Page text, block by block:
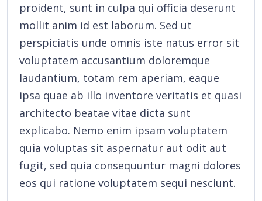
proident, sunt in culpa qui officia deserunt
mollit anim id est laborum. Sed ut
perspiciatis unde omnis iste natus error sit
voluptatem accusantium doloremque
laudantium, totam rem aperiam, eaque
ipsa quae ab illo inventore veritatis et quasi
architecto beatae vitae dicta sunt
explicabo. Nemo enim ipsam voluptatem
quia voluptas sit aspernatur aut odit aut
fugit, sed quia consequuntur magni dolores
eos qui ratione voluptatem sequi nesciunt.